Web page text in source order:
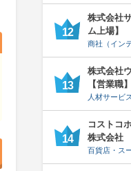
12
株式会社
ム上場】
商社（イン
13
株式会社
【営業職】
人材サービス
14
コストコ
株式会社
百貨店・ス